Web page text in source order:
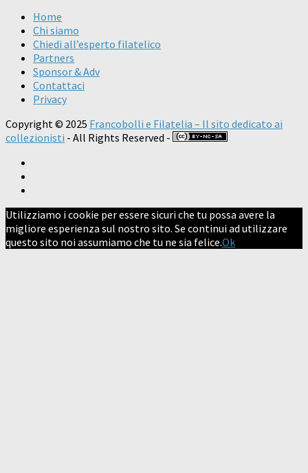
Home
Chi siamo
Chiedi all’esperto filatelico
Partners
Sponsor & Adv
Contattaci
Privacy
Copyright © 2025 Francobolli e Filatelia – Il sito dedicato ai
collezionisti - All Rights Reserved -
Utilizziamo i cookie per essere sicuri che tu possa avere la
migliore esperienza sul nostro sito. Se continui ad utilizzare
questo sito noi assumiamo che tu ne sia felice.Ok